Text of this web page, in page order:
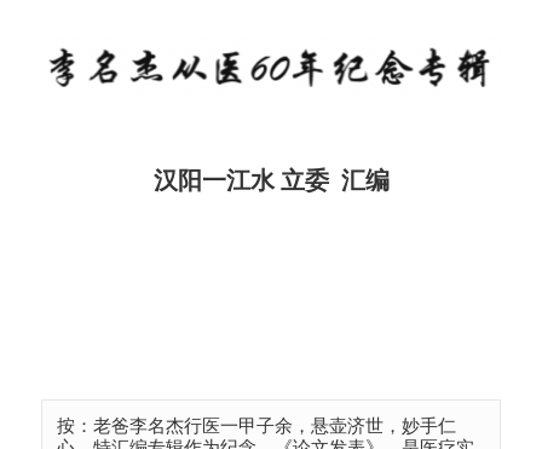
汉阳一江水 立委 汇编
按：老爸李名杰行医一甲子余，悬壶‎济世，妙手仁